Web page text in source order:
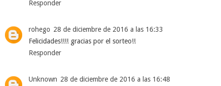
Responder
rohego 28 de diciembre de 2016 a las 16:33
Felicidades!!!! gracias por el sorteo!!
Responder
Unknown 28 de diciembre de 2016 a las 16:48